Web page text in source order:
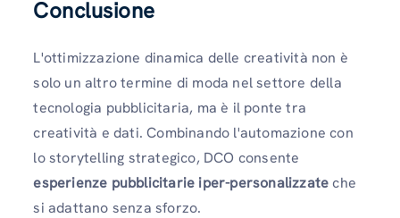
Conclusione
L'ottimizzazione dinamica delle creatività non è
solo un altro termine di moda nel settore della
tecnologia pubblicitaria, ma è il ponte tra
creatività e dati. Combinando l'automazione con
lo storytelling strategico, DCO consente
esperienze pubblicitarie iper-personalizzateche
si adattano senza sforzo.